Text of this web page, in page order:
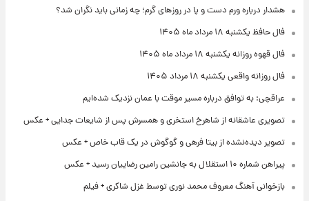
هشدار درباره ورم دست و پا در روزهای گرم؛ چه زمانی باید نگران شد؟
فال حافظ یکشنبه ۱۸ مرداد ماه ۱۴۰۵
فال قهوه روزانه یکشنبه ۱۸ مرداد ماه ۱۴۰۵
فال روزانه واقعی یکشنبه ۱۸ مرداد ۱۴۰۵
عراقچی: به توافق درباره مسیر موقت با عمان نزدیک شده‌ایم
تصویری عاشقانه از شاهرخ استخری و همسرش پس از شایعات جدایی + عکس
تصویر دیده‌نشده از بیتا فرهی و گوگوش در یک قاب خاص + عکس
پیراهن شماره ۱۰ استقلال به جانشین رامین رضاییان رسید + عکس
بازخوانی آهنگ معروف محمد نوری توسط غزل شاکری + فیلم